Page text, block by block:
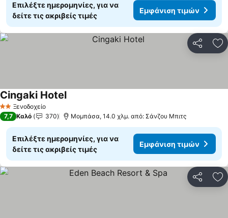
Επιλέξτε ημερομηνίες, για να
δείτε τις ακριβείς τιμές
Εμφάνιση τιμών
2 ΑστέριαΞενοδοχείο
Cingaki Hotel
7,7 Καλό 370 Μομπάσα, 14.0 χλμ. από: Σάνζου Μπιτς
Επιλέξτε ημερομηνίες, για να
δείτε τις ακριβείς τιμές
Εμφάνιση τιμών